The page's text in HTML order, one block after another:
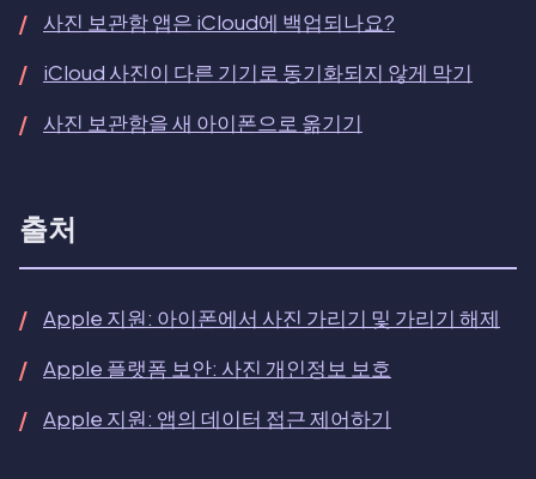
사진 보관함 앱은 iCloud에 백업되나요?
iCloud 사진이 다른 기기로 동기화되지 않게 막기
사진 보관함을 새 아이폰으로 옮기기
출처
Apple 지원: 아이폰에서 사진 가리기 및 가리기 해제
Apple 플랫폼 보안: 사진 개인정보 보호
Apple 지원: 앱의 데이터 접근 제어하기